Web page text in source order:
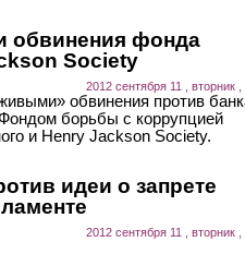
обвинения фонда
Society
2012 сентября 11 , вторник ,
обвинения против
борьбы с коррупцией
и Henry Jackson Society.
идеи о запрете
2012 сентября 11 , вторник ,